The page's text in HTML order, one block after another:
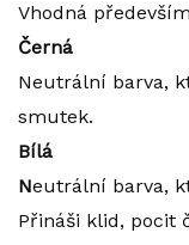
Vhodná
Černá
Neutrální barva,
smutek.
Bílá
Neutrální barva,
Přináši klid, pocit